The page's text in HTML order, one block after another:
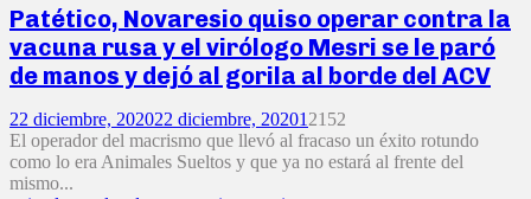
Patético, Novaresio quiso operar contra la
vacuna rusa y el virólogo Mesri se le paró
de manos y dejó al gorila al borde del ACV
22 diciembre, 202022 diciembre, 20201 2152
El operador del macrismo que llevó al fracaso un éxito rotundo
como lo era Animales Sueltos y que ya no estará al frente del
mismo...